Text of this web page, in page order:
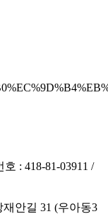
: 418-81-03911 /
안길 31 (우아동3